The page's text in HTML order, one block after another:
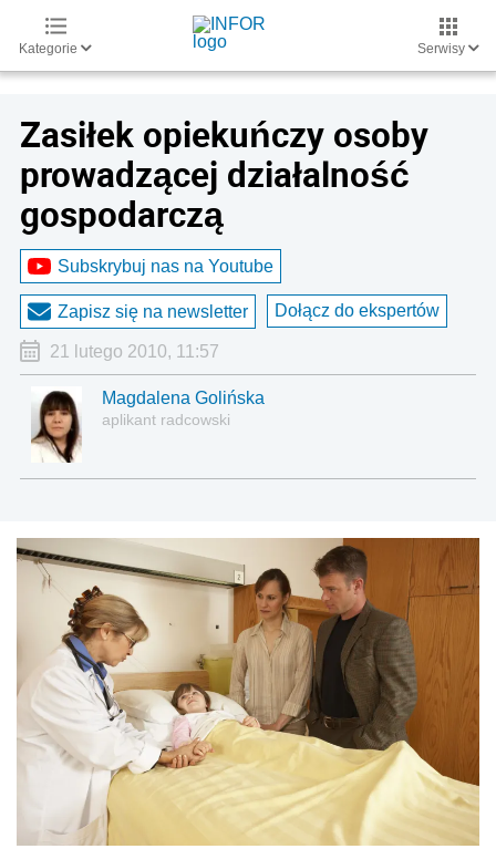
Kategorie Serwisy
Zasiłek opiekuńczy osoby
prowadzącej działalność
gospodarczą
Subskrybuj nas na Youtube
Zapisz się na newsletter Dołącz do ekspertów
21 lutego 2010, 11:57
Magdalena Golińska
aplikant radcowski